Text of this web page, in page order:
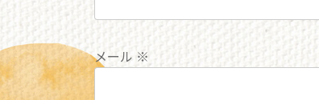
メール ※